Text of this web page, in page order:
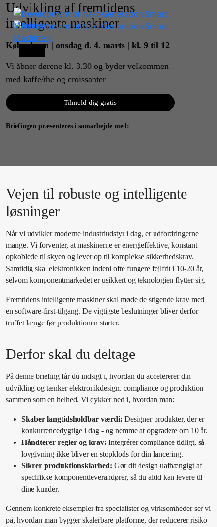
Udvikling af fremtidens
intelligente maskiner
København | onsdag d. 4. marts | kl. 9 til 12
Vi åbner dørene kl. 8.30 og byder velkommen
med kaffe/the og croissanter
Tilmeld dig gratis
Briefingen præsenteres i samarbejde med:
Vejen til robuste og intelligente
løsninger
Når vi udvikler moderne industriudstyr i dag, er udfordringerne
mange. Vi forventer, at maskinerne er energieffektive, konstant
opkoblede til skyen og lever op til komplekse sikkerhedskrav.
Samtidig skal elektronikken indeni ofte fungere fejlfrit i 10-20 år,
selvom komponentmarkedet er usikkert og teknologien flytter sig.
Fremtidens intelligente maskiner skal møde de stigende krav med
en software-first-tilgang. De vigtigste beslutninger bliver derfor
truffet længe før produktionen starter.
Derfor skal du deltage
På denne briefing får du indsigt i, hvordan du accelererer din
udvikling og tænker elektronikdesign, compliance og produktion
sammen som en helhed. Vi dykker ned i, hvordan man:
Skaber langtidsholdbar værdi: Designer produkter, der er
konkurrencedygtige i dag - og nemme at opgradere om 10 år.
Håndterer regler og krav: Integrérer compliance tidligt, så
lovgivning ikke bliver en stopklods for din lancering.
Sikrer produktionsklarhed: Gør dit design uafhængigt af
specifikke komponentleverandører, så du altid kan levere til
dine kunder.
Gennem konkrete eksempler fra specialister og virksomheder ser vi
på, hvordan man bygger skalerbare platforme, der reducerer risiko